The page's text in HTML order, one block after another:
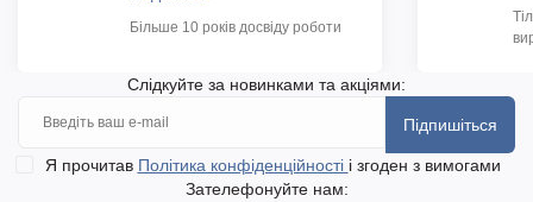
Більше 10 років досвіду роботи
Слідкуйте за новинками та акціями:
Підпишіться
Я прочитав Політика конфіденційності і згоден з вимогами
Зателефонуйте нам: